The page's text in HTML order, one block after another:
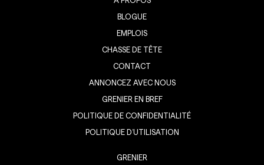
BLOGUE
EMPLOIS
CHASSE DE TÊTE
CONTACT
ANNONCEZ AVEC NOUS
GRENIER EN BREF
POLITIQUE DE CONFIDENTIALITÉ
POLITIQUE D’UTILISATION
GRENIER